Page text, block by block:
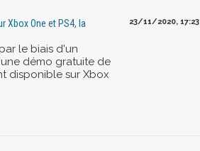
Xbox One et PS4, la
le biais d'un
démo gratuite de
disponible sur Xbox
23/11/2020, 17:23